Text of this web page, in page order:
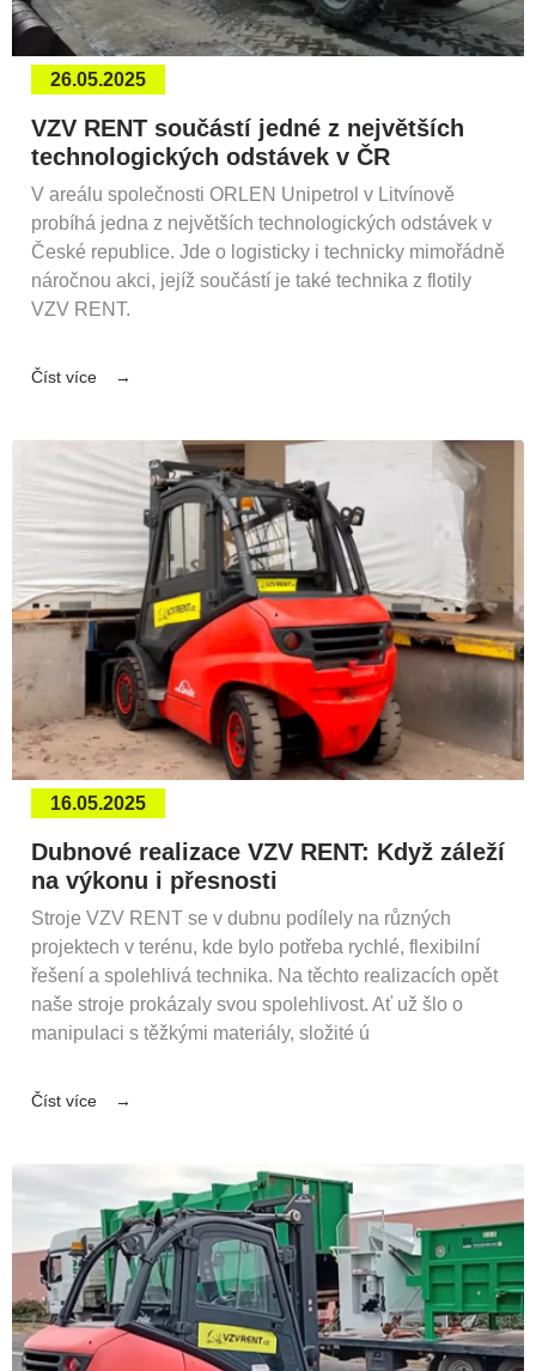
26.05.2025
VZV RENT součástí jedné z největších
technologických odstávek v ČR
V areálu společnosti ORLEN Unipetrol v Litvínově
probíhá jedna z největších technologických odstávek v
České republice. Jde o logisticky i technicky mimořádně
náročnou akci, jejíž součástí je také technika z flotily
VZV RENT.
Číst více
16.05.2025
Dubnové realizace VZV RENT: Když záleží
na výkonu i přesnosti
Stroje VZV RENT se v dubnu podílely na různých
projektech v terénu, kde bylo potřeba rychlé, flexibilní
řešení a spolehlivá technika. Na těchto realizacích opět
naše stroje prokázaly svou spolehlivost. Ať už šlo o
manipulaci s těžkými materiály, složité ú
Číst více